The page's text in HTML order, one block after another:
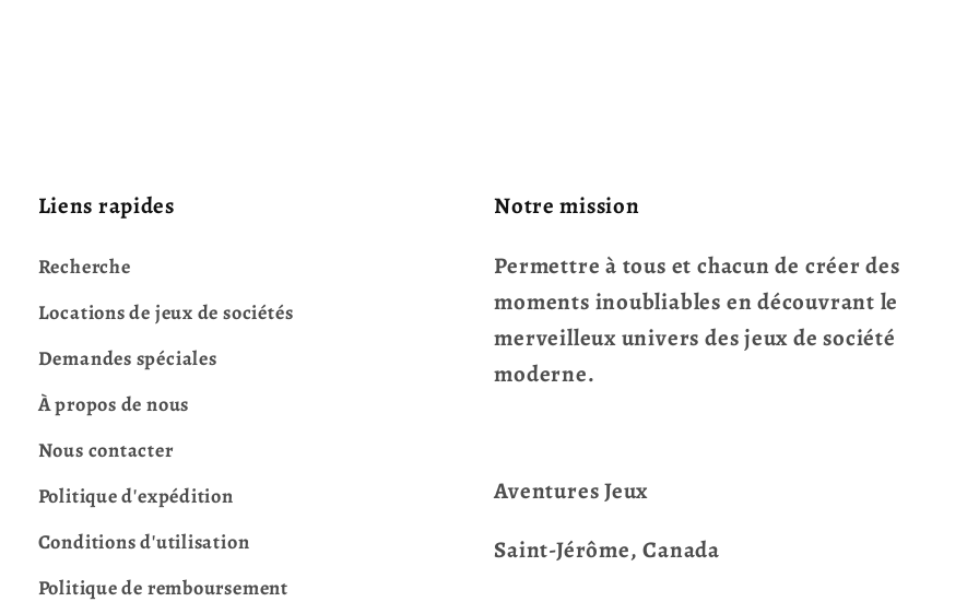
Liens rapides
Recherche
Locations de jeux de sociétés
Demandes spéciales
À propos de nous
Nous contacter
Politique d'expédition
Conditions d'utilisation
Politique de remboursement
Notre mission
Permettre à tous et chacun de créer des
moments inoubliables en découvrant le
merveilleux univers des jeux de société
moderne.
Aventures Jeux
Saint-Jérôme, Canada